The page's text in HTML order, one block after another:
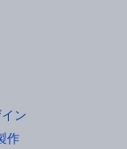
ン
作